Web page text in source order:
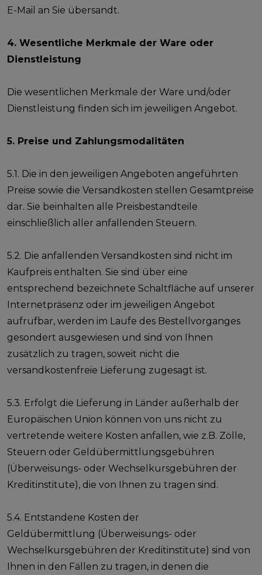
E-Mail an Sie übersandt.
4. Wesentliche Merkmale der Ware oder
Dienstleistung
Die wesentlichen Merkmale der Ware und/oder
Dienstleistung finden sich im jeweiligen Angebot.
5. Preise und Zahlungsmodalitäten
5.1. Die in den jeweiligen Angeboten angeführten
Preise sowie die Versandkosten stellen Gesamtpreise
dar. Sie beinhalten alle Preisbestandteile
einschließlich aller anfallenden Steuern.
5.2. Die anfallenden Versandkosten sind nicht im
Kaufpreis enthalten. Sie sind über eine
entsprechend bezeichnete Schaltfläche auf unserer
Internetpräsenz oder im jeweiligen Angebot
aufrufbar, werden im Laufe des Bestellvorganges
gesondert ausgewiesen und sind von Ihnen
zusätzlich zu tragen, soweit nicht die
versandkostenfreie Lieferung zugesagt ist.
5.3. Erfolgt die Lieferung in Länder außerhalb der
Europäischen Union können von uns nicht zu
vertretende weitere Kosten anfallen, wie z.B. Zölle,
Steuern oder Geldübermittlungsgebühren
(Überweisungs- oder Wechselkursgebühren der
Kreditinstitute), die von Ihnen zu tragen sind.
5.4. Entstandene Kosten der
Geldübermittlung (Überweisungs- oder
Wechselkursgebühren der Kreditinstitute) sind von
Ihnen in den Fällen zu tragen, in denen die